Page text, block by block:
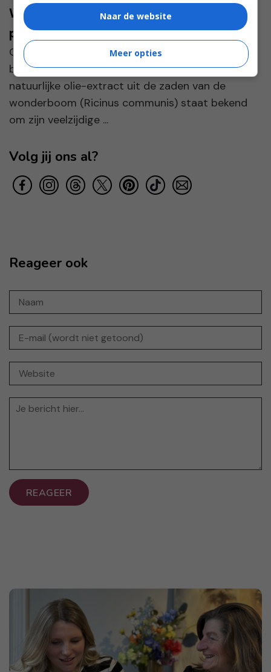
Waarom iedereen over Castor Olie
praat: Dé beauty-trend van dit moment
Castor olie is de laatste tijd een van de meest
besproken producten in de beautywereld. Het
natuurlijke olie-extract uit de zaden van de
wonderboom (Ricinus communis) staat bekend
om zijn veelzijdige ...
Volg jij ons al?
Reageer ook
REAGEER
Naar de website
Meer opties